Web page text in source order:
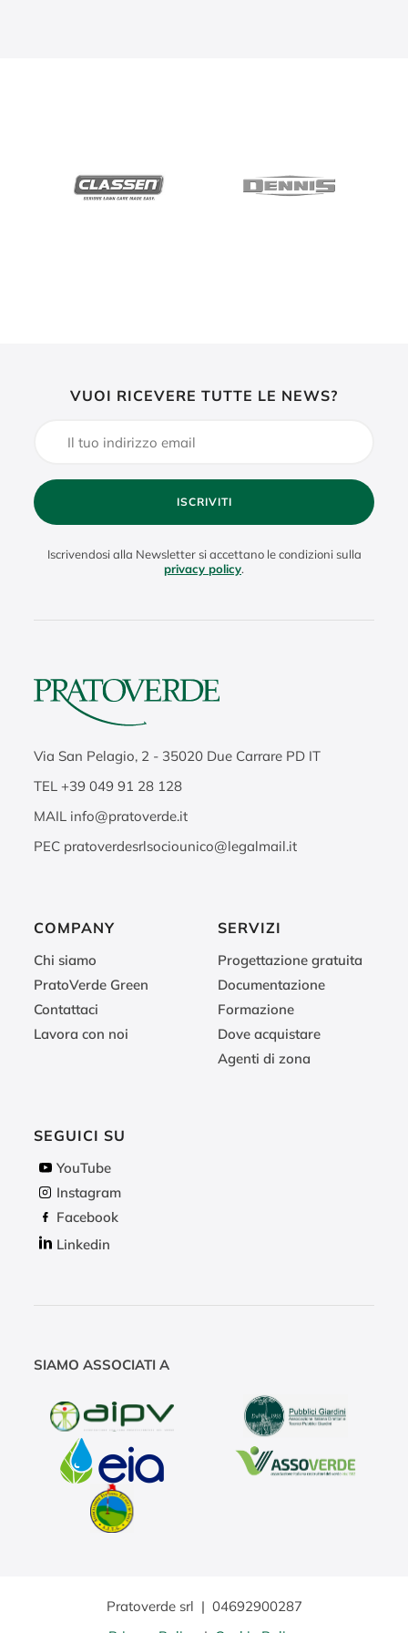
VUOI RICEVERE TUTTE LE NEWS?
ISCRIVITI
Iscrivendosi alla Newsletter si accettano le condizioni sulla
privacy policy.
Via San Pelagio, 2 - 35020 Due Carrare PD IT
TEL+39 049 91 28 128
MAIL info@pratoverde.it
PEC pratoverdesrlsociounico@legalmail.it
COMPANY
Chi siamo
PratoVerde Green
Contattaci
Lavora con noi
SERVIZI
Progettazione gratuita
Documentazione
Formazione
Dove acquistare
Agenti di zona
SEGUICI SU
YouTube
Instagram
Facebook
Linkedin
SIAMO ASSOCIATI A
Pratoverde srl | 04692900287